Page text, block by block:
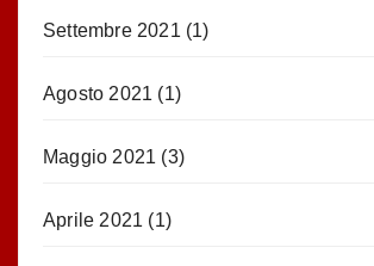
Settembre 2021 (1)
Agosto 2021 (1)
Maggio 2021 (3)
Aprile 2021 (1)